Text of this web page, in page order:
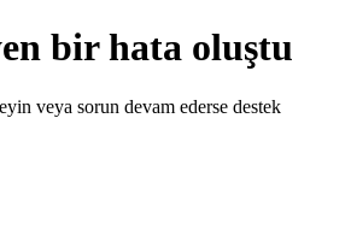
bir hata oluştu
veya sorun devam ederse destek